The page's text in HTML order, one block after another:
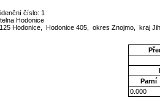
číslo: 1
Hodonice
Hodonice, Hodonice 405, okres Znojmo, kraj
Parní
0.000